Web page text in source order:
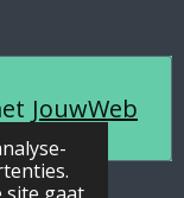
JouwWeb